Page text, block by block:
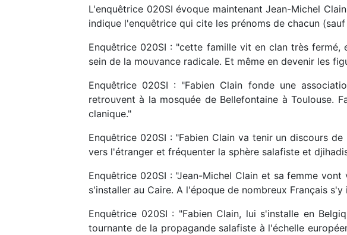
L'enquêtrice 020SI évoque maintenant Jean-Michel
indique l'enquêtrice qui cite les prénoms de chacun
Enquêtrice 020SI : "cette famille vit en clan très fermé,
sein de la mouvance radicale. Et même en devenir les
Enquêtrice 020SI : "Fabien Clain fonde une
retrouvent à la mosquée de Bellefontaine à Toulouse.
clanique."
Enquêtrice 020SI : "Fabien Clain va tenir un discours
vers l'étranger et fréquenter la sphère salafiste et
Enquêtrice 020SI : "Jean-Michel Clain et sa femme
s'installer au Caire. A l'époque de nombreux Français
Enquêtrice 020SI : "Fabien Clain, lui s'installe en
tournante de la propagande salafiste à l'échelle